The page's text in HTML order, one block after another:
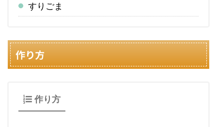
すりごま
作り方
作り方